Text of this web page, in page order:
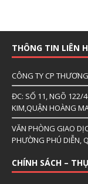
THÔNG TIN LIÊN
CÔNG TY CP
ĐC: SỐ 11, NGÕ 122/
KIM,QUẬN HOÀNG
VĂN PHÒNG GIAO
PHƯỜNG PHÚ DIỄN,
CHÍNH SÁCH –